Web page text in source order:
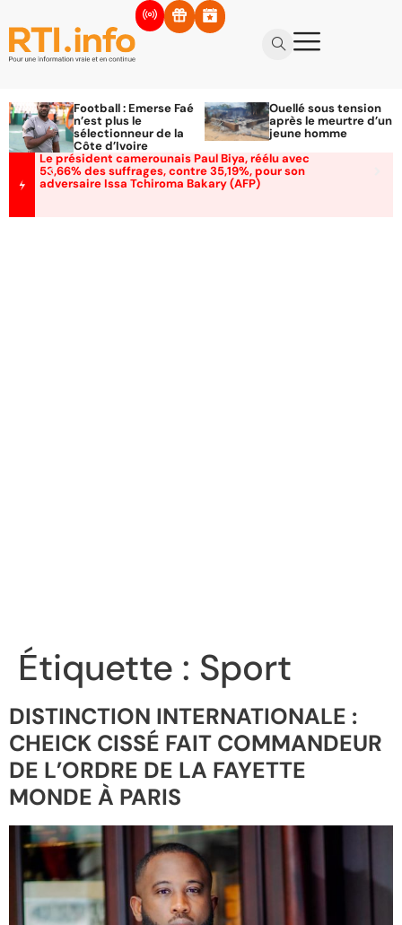
Football : Emerse Faé
n’est plus le
sélectionneur de la
Côte d’Ivoire
Ouellé sous tension
après le meurtre d’un
jeune homme
Le président camerounais Paul Biya, réélu avec
53,66% des suffrages, contre 35,19%, pour son
adversaire Issa Tchiroma Bakary (AFP)
Étiquette : Sport
DISTINCTION INTERNATIONALE :
CHEICK CISSÉ FAIT COMMANDEUR
DE L’ORDRE DE LA FAYETTE
MONDE À PARIS